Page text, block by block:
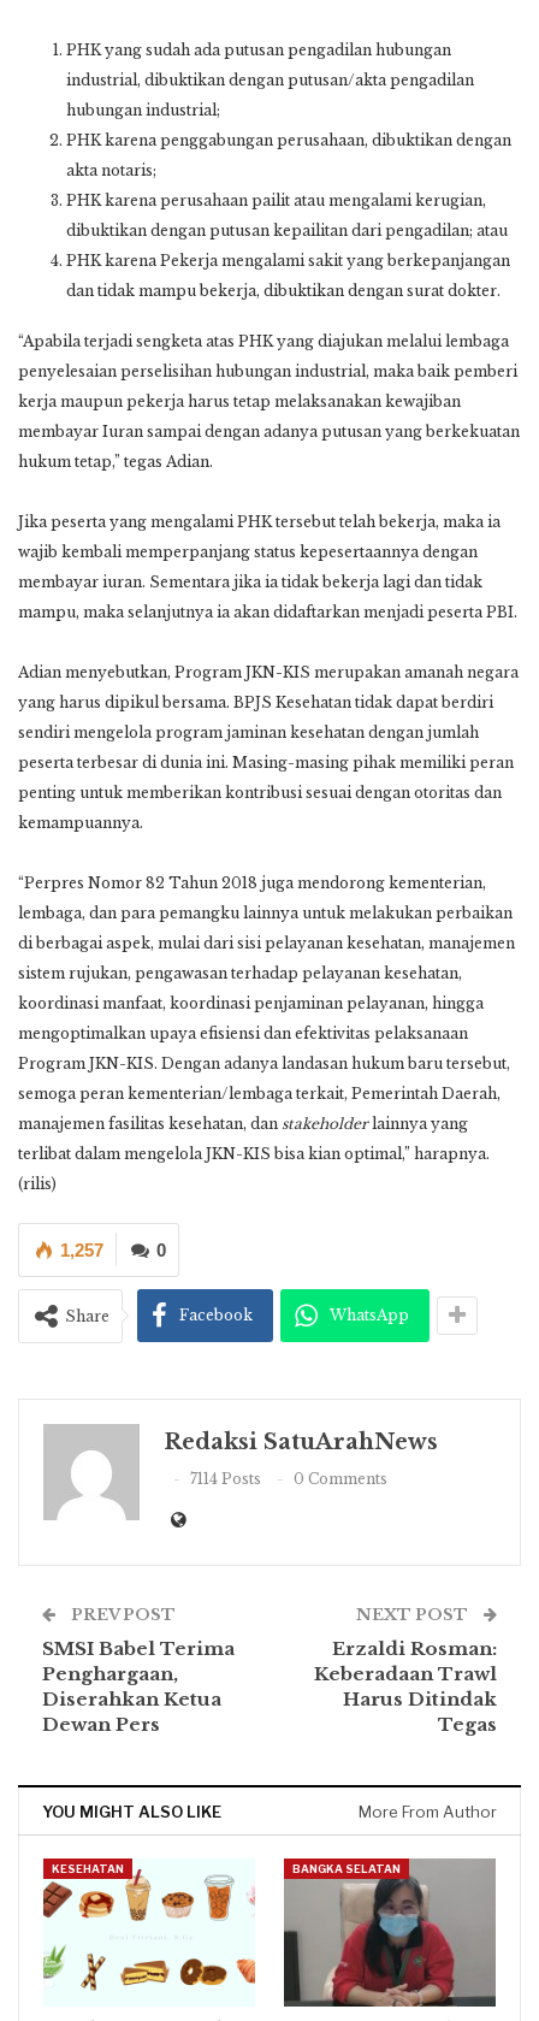
PHK yang sudah ada putusan pengadilan hubungan
industrial, dibuktikan dengan putusan/akta pengadilan
hubungan industrial;
PHK karena penggabungan perusahaan, dibuktikan dengan
akta notaris;
PHK karena perusahaan pailit atau mengalami kerugian,
dibuktikan dengan putusan kepailitan dari pengadilan; atau
PHK karena Pekerja mengalami sakit yang berkepanjangan
dan tidak mampu bekerja, dibuktikan dengan surat dokter.
“Apabila terjadi sengketa atas PHK yang diajukan melalui lembaga
penyelesaian perselisihan hubungan industrial, maka baik pemberi
kerja maupun pekerja harus tetap melaksanakan kewajiban
membayar Iuran sampai dengan adanya putusan yang berkekuatan
hukum tetap,” tegas Adian.
Jika peserta yang mengalami PHK tersebut telah bekerja, maka ia
wajib kembali memperpanjang status kepesertaannya dengan
membayar iuran. Sementara jika ia tidak bekerja lagi dan tidak
mampu, maka selanjutnya ia akan didaftarkan menjadi peserta PBI.
Adian menyebutkan, Program JKN-KIS merupakan amanah negara
yang harus dipikul bersama. BPJS Kesehatan tidak dapat berdiri
sendiri mengelola program jaminan kesehatan dengan jumlah
peserta terbesar di dunia ini. Masing-masing pihak memiliki peran
penting untuk memberikan kontribusi sesuai dengan otoritas dan
kemampuannya.
“Perpres Nomor 82 Tahun 2018 juga mendorong kementerian,
lembaga, dan para pemangku lainnya untuk melakukan perbaikan
di berbagai aspek, mulai dari sisi pelayanan kesehatan, manajemen
sistem rujukan, pengawasan terhadap pelayanan kesehatan,
koordinasi manfaat, koordinasi penjaminan pelayanan, hingga
mengoptimalkan upaya efisiensi dan efektivitas pelaksanaan
Program JKN-KIS. Dengan adanya landasan hukum baru tersebut,
semoga peran kementerian/lembaga terkait, Pemerintah Daerah,
manajemen fasilitas kesehatan, dan stakeholderlainnya yang
terlibat dalam mengelola JKN-KIS bisa kian optimal,” harapnya.
(rilis)
0
1,257
Share Facebook WhatsApp
Redaksi SatuArahNews
7114 Posts 0 Comments
PREV POST
SMSI Babel Terima
Penghargaan,
Diserahkan Ketua
Dewan Pers
NEXT POST
Erzaldi Rosman:
Keberadaan Trawl
Harus Ditindak
Tegas
YOU MIGHT ALSO LIKE More From Author
KESEHATAN BANGKA SELATAN